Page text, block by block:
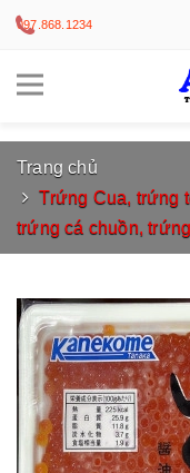
097.868.1234
Trang chủ
Trứng Cua, trứng
trứng cá chuồn,